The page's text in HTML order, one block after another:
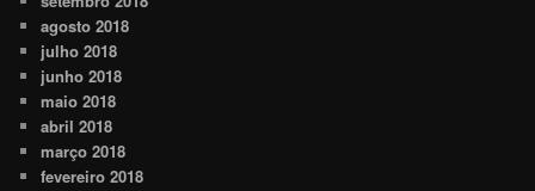
agosto 2018
julho 2018
junho 2018
maio 2018
abril 2018
março 2018
fevereiro 2018